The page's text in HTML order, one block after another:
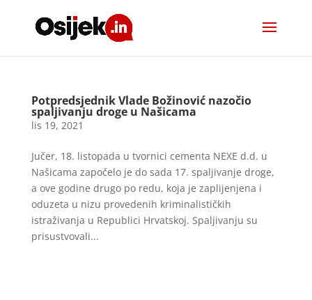
Potpredsjednik Vlade Božinović nazočio
spaljivanju droge u Našicama
lis 19, 2021
Jučer, 18. listopada u tvornici cementa NEXE d.d. u
Našicama započelo je do sada 17. spaljivanje droge,
a ove godine drugo po redu, koja je zaplijenjena i
oduzeta u nizu provedenih kriminalističkih
istraživanja u Republici Hrvatskoj. Spaljivanju su
prisustvovali...